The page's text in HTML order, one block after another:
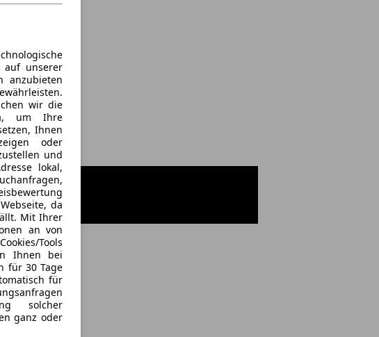
auf unserer
anzubieten
wir die
um Ihre
Ihnen
oder
und
lokal,
da
Mit Ihrer
an von
Tools
Ihnen bei
für 30 Tage
für
solcher
ganz oder